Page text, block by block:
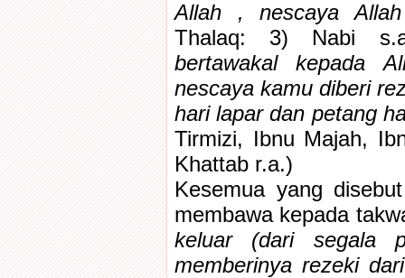
Allah , nescaya Allah
Thalaq: 3) Nabi
bertawakal kepada
nescaya kamu diberi
hari lapar dan petang
Tirmizi, Ibnu Majah,
Khattab r.a.)
Kesemua yang
membawa kepada
keluar (dari segala
memberinya rezeki